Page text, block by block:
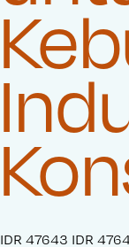
S
IDR 47643 O
IDR